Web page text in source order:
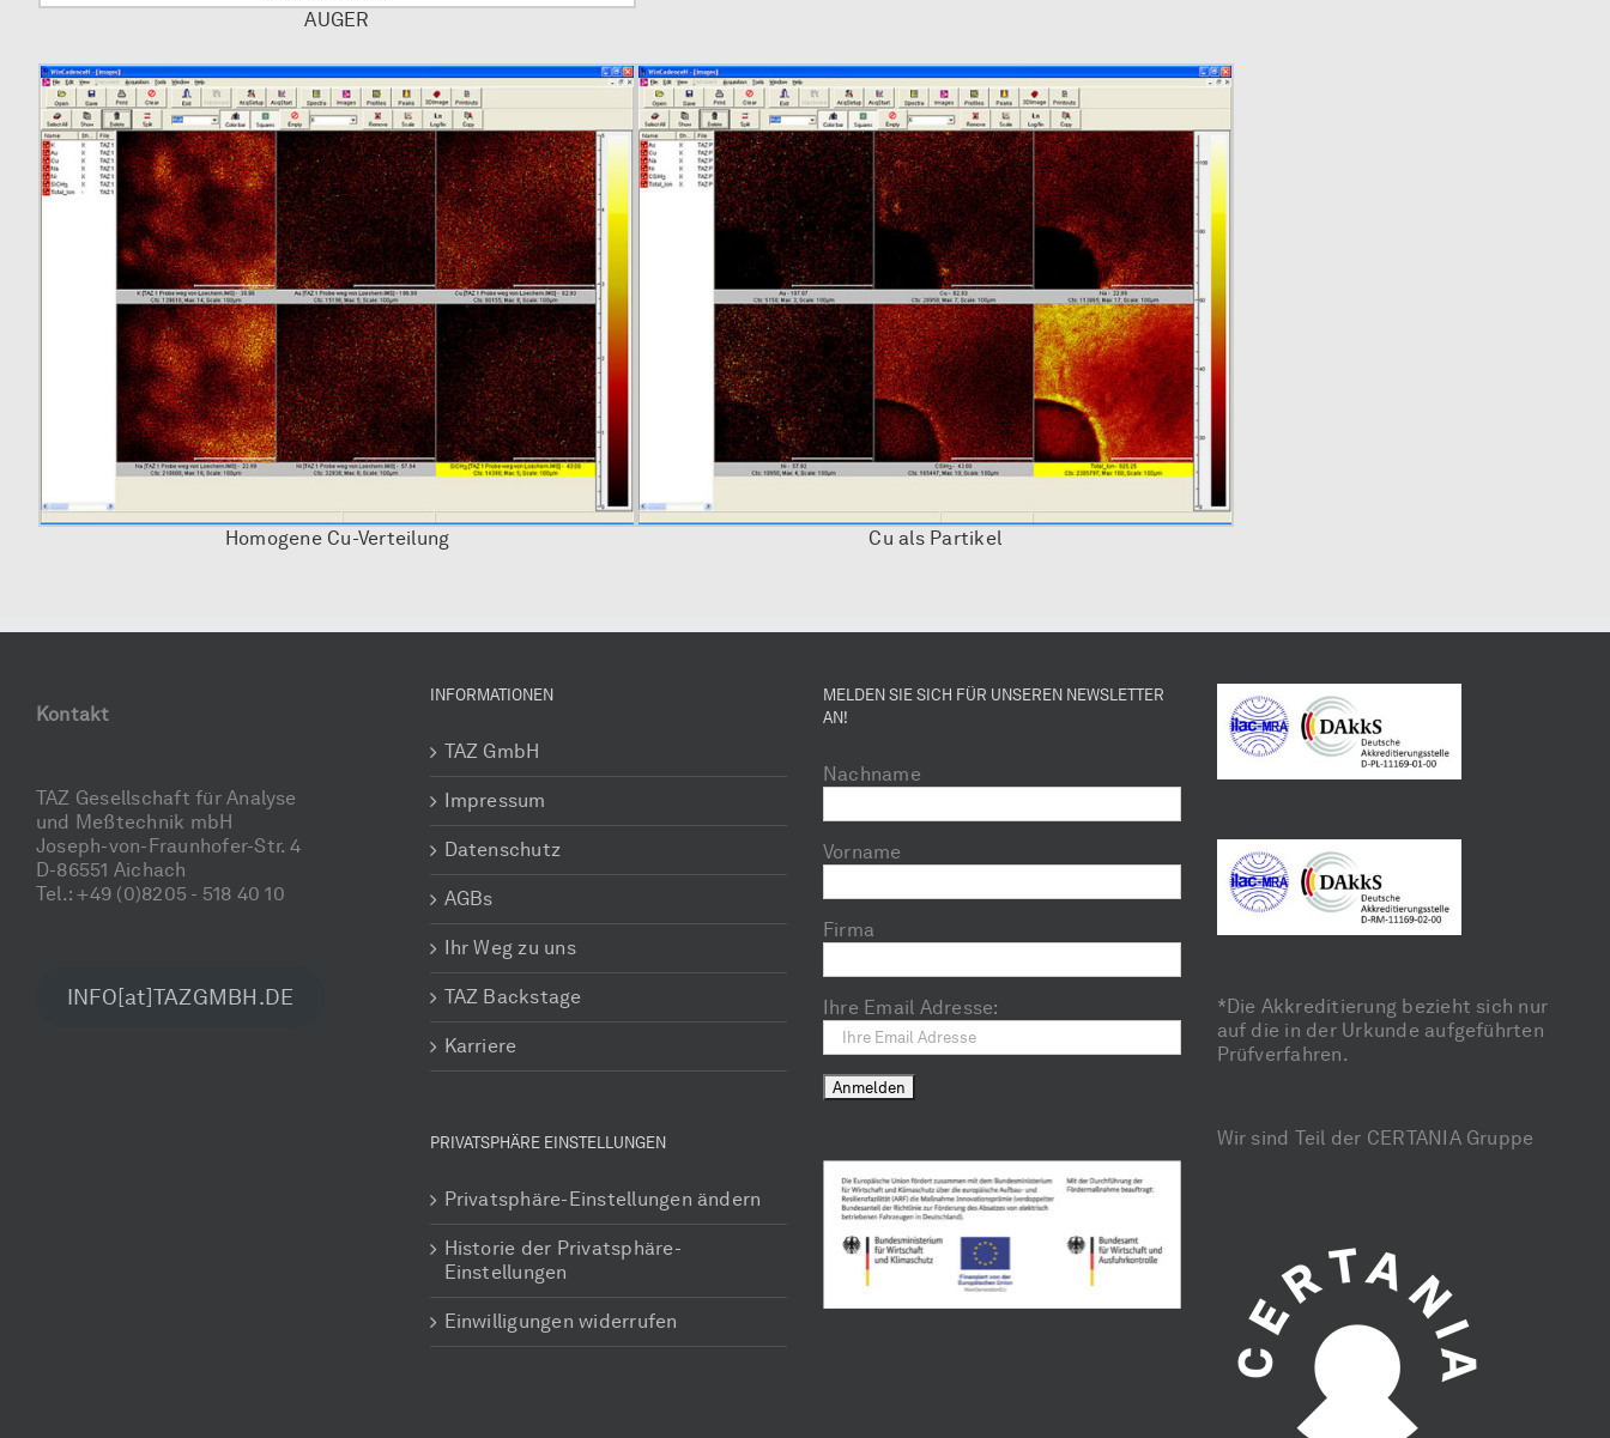
AUGER
Homogene Cu-Verteilung Cu als Partikel
Kontakt
TAZ Gesellschaft für Analyse
und Meßtechnik mbH
Joseph-von-Fraunhofer-Str. 4
D-86551 Aichach
Tel.: +49 (0)8205 - 518 40 10
INFO[at]TAZGMBH.DE
INFORMATIONEN
TAZ GmbH
Impressum
Datenschutz
AGBs
Ihr Weg zu uns
TAZ Backstage
Karriere
PRIVATSPHÄRE EINSTELLUNGEN
Privatsphäre-Einstellungen ändern
Historie der Privatsphäre-
Einstellungen
Einwilligungen widerrufen
MELDEN SIE SICH FÜR UNSEREN NEWSLETTER
AN!
Nachname
Vorname
Firma
Ihre Email Adresse:
*Die Akkreditierung bezieht sich nur
auf die in der Urkunde aufgeführten
Prüfverfahren.
Wir sind Teil der CERTANIA Gruppe